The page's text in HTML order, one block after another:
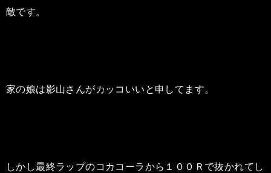
敵です。
家の娘は影山さんがカッコいいと申してます。
しかし最終ラップのコカコーラから１００Ｒで抜かれてし